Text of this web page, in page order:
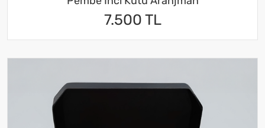
7.500 TL